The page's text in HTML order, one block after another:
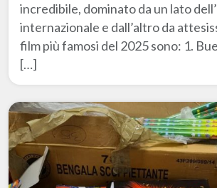
incredibile, dominato da un lato
internazionale e dall’altro da
film più famosi del 2025 sono: 1.
[…]